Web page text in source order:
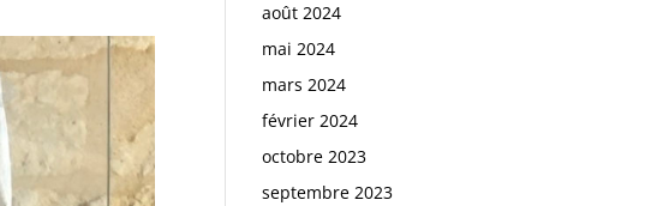
août 2024
mai 2024
mars 2024
février 2024
octobre 2023
septembre 2023